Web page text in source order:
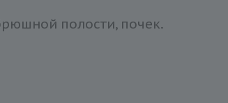
полости, почек.